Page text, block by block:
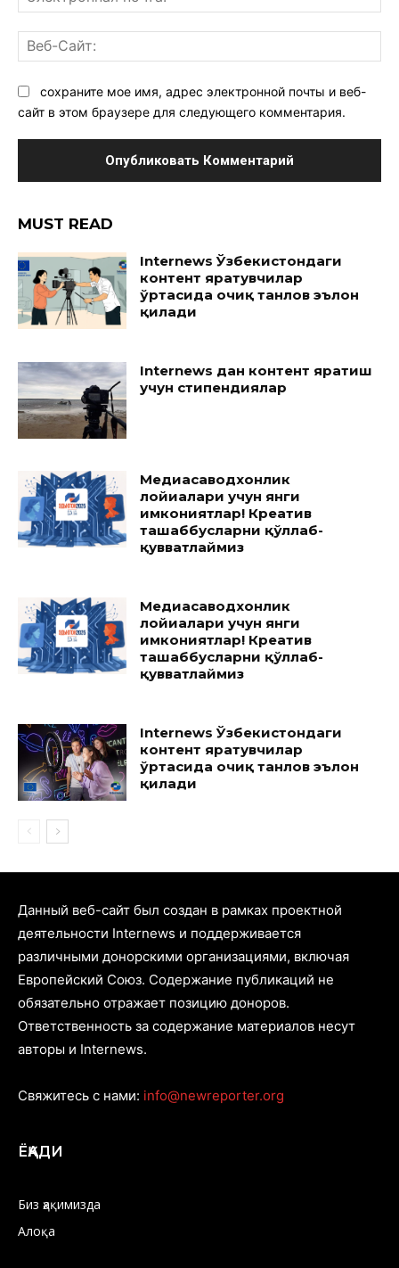
сохраните мое имя, адрес электронной почты и веб-
сайт в этом браузере для следующего комментария.
MUST READ
Internews Ўзбекистондаги
контент яратувчилар
ўртасида очиқ танлов эълон
қилади
Internews дан контент яратиш
учун стипендиялар
Медиасаводхонлик
лойиҳалари учун янги
имкониятлар! Креатив
ташаббусларни қўллаб-
қувватлаймиз
Медиасаводхонлик
лойиҳалари учун янги
имкониятлар! Креатив
ташаббусларни қўллаб-
қувватлаймиз
Internews Ўзбекистондаги
контент яратувчилар
ўртасида очиқ танлов эълон
қилади
Данный веб-сайт был создан в рамках проектной
деятельности Internews и поддерживается
различными донорскими организациями, включая
Европейский Союз. Содержание публикаций не
обязательно отражает позицию доноров.
Ответственность за содержание материалов несут
авторы и Internews.
Свяжитесь с нами: info@newreporter.org
ЁҚАДИ
Биз ҳақимизда
Алоқа